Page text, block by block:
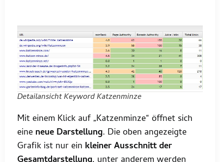
Detailansicht Keyword Katzenminze
Mit einem Klick auf „Katzenminze“ öffnet sich
eine neue Darstellung. Die oben angezeigte
Grafik ist nur ein kleiner Ausschnitt der